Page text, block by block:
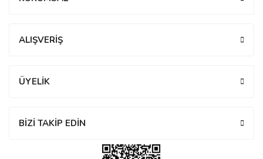
ALIŞVERİŞ
ÜYELİK
BİZİ TAKİP EDİN